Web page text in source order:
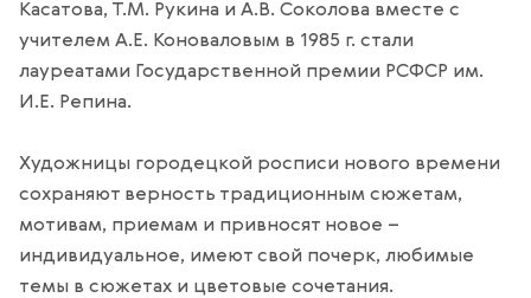
Касатова, Т.М. Рукина и А.В. Соколова вместе с
учителем А.Е. Коноваловым в 1985 г. стали
лауреатами Государственной премии РСФСР им.
И.Е. Репина.
Художницы городецкой росписи нового времени
сохраняют верность традиционным сюжетам,
мотивам, приемам и привносят новое –
индивидуальное, имеют свой почерк, любимые
темы в сюжетах и цветовые сочетания.